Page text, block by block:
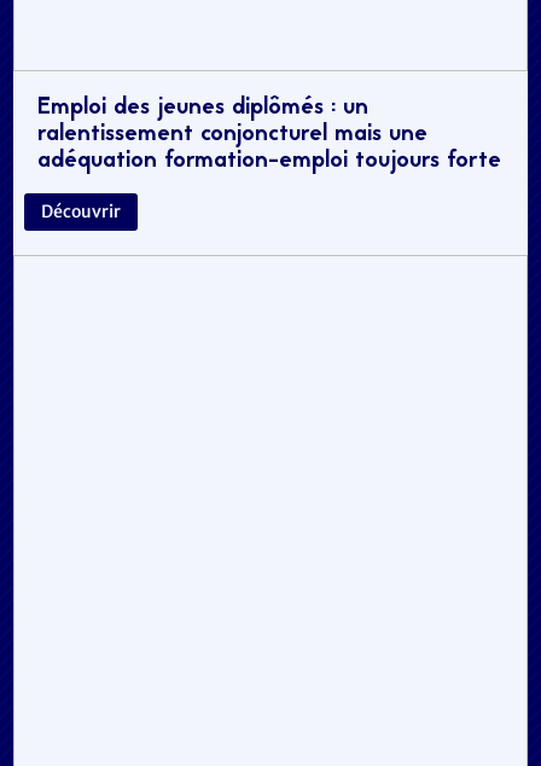
Emploi des jeunes diplômés : un
ralentissement conjoncturel mais une
adéquation formation-emploi toujours forte
Découvrir